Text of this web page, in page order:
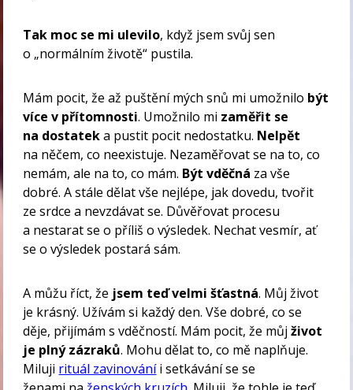
Tak moc se mi ulevilo, když jsem svůj sen
o „normálním životě“ pustila.
Mám pocit, že až puštění mých snů mi umožnilo být
více v přítomnosti. Umožnilo mi zaměřit se
na dostateka pustit pocit nedostatku. Nelpět
na něčem, co neexistuje. Nezaměřovat se na to, co
nemám, ale na to, co mám. Být vděčná za vše
dobré. A stále dělat vše nejlépe, jak dovedu, tvořit
ze srdce a nevzdávat se. Důvěřovat procesu
a nestarat se o příliš o výsledek. Nechat vesmír, ať
se o výsledek postará sám.
A můžu říct, že jsem teď velmi šťastná. Můj život
je krásný. Užívám si každý den. Vše dobré, co se
děje, přijímám s vděčností. Mám pocit, že můj život
je plný zázraků. Mohu dělat to, co mě naplňuje.
Miluji rituál zavinováníi setkávání se se